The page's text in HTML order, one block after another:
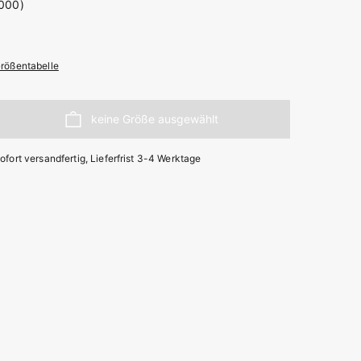
versandfertig, Lieferfrist 3-4 Werktage